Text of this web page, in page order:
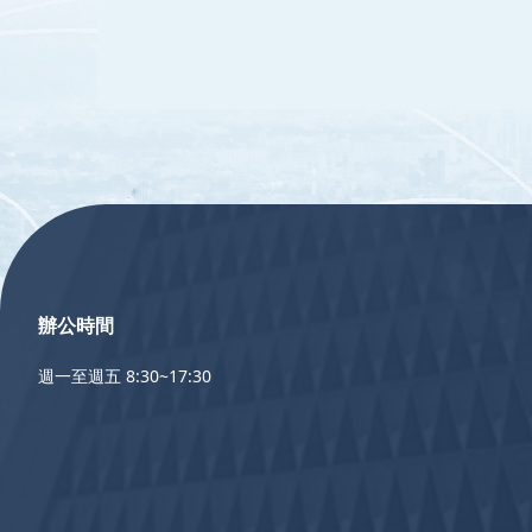
:::
辦公時間
週一至週五 8:30~17:30